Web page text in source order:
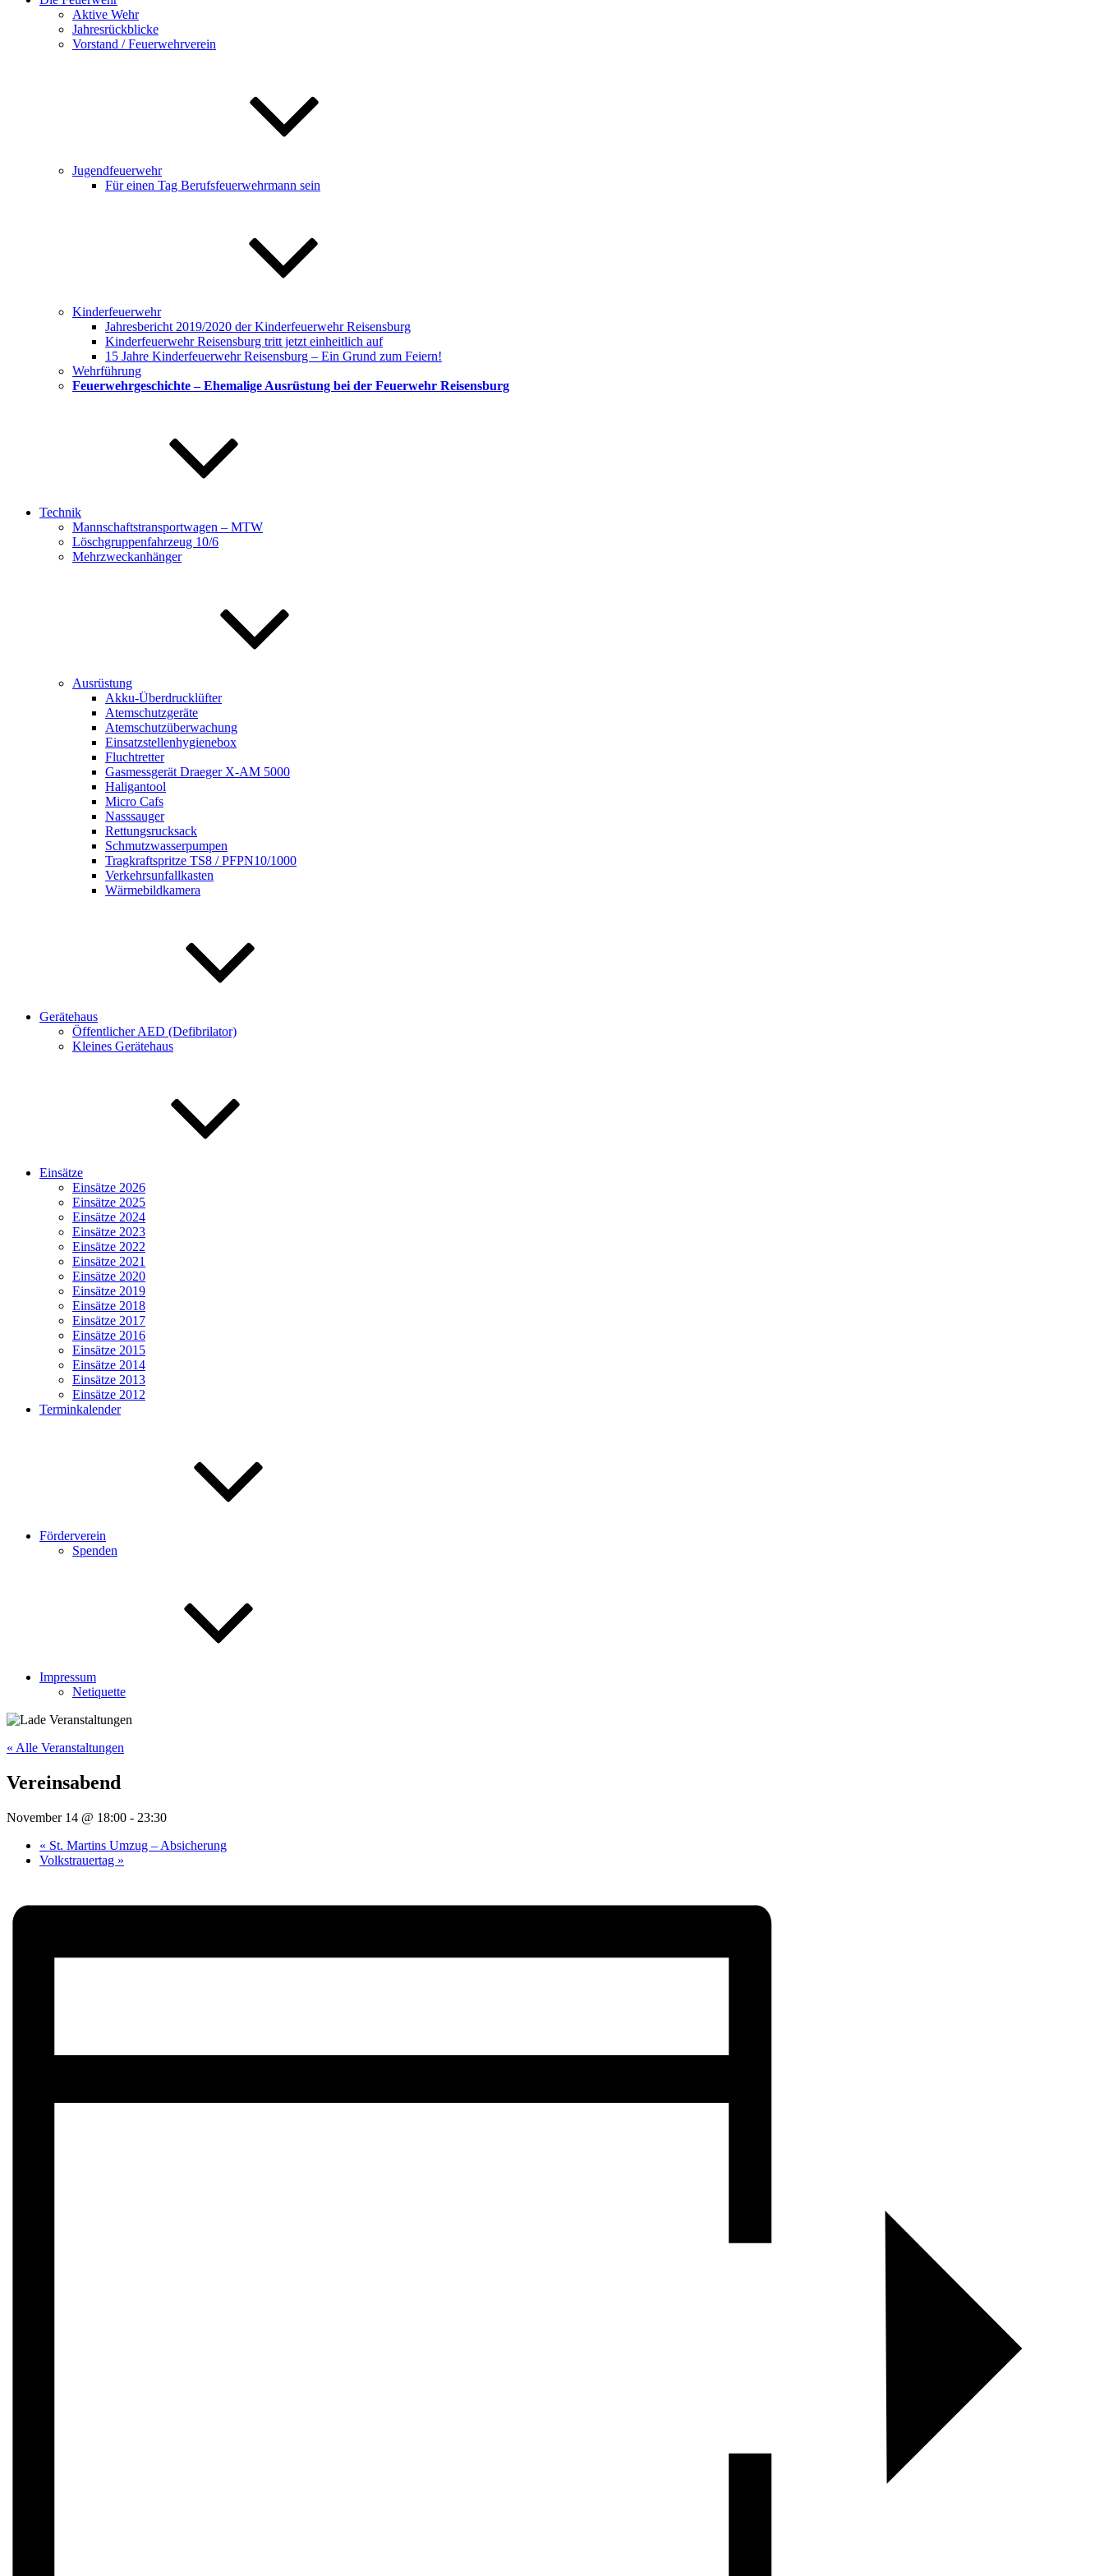
Aktive Wehr
Jahresrückblicke
Vorstand / Feuerwehrverein
Jugendfeuerwehr
Für einen Tag Berufsfeuerwehrmann sein
Kinderfeuerwehr
Jahresbericht 2019/2020 der Kinderfeuerwehr Reisensburg
Kinderfeuerwehr Reisensburg tritt jetzt einheitlich auf
15 Jahre Kinderfeuerwehr Reisensburg – Ein Grund zum Feiern!
Wehrführung
Feuerwehrgeschichte – Ehemalige Ausrüstung bei der Feuerwehr Reisensburg
Technik
Mannschaftstransportwagen – MTW
Löschgruppenfahrzeug 10/6
Mehrzweckanhänger
Ausrüstung
Akku-Überdrucklüfter
Atemschutzgeräte
Atemschutzüberwachung
Einsatzstellenhygienebox
Fluchtretter
Gasmessgerät Draeger X-AM 5000
Haligantool
Micro Cafs
Nasssauger
Rettungsrucksack
Schmutzwasserpumpen
Tragkraftspritze TS8 / PFPN10/1000
Verkehrsunfallkasten
Wärmebildkamera
Gerätehaus
Öffentlicher AED (Defibrilator)
Kleines Gerätehaus
Einsätze
Einsätze 2026
Einsätze 2025
Einsätze 2024
Einsätze 2023
Einsätze 2022
Einsätze 2021
Einsätze 2020
Einsätze 2019
Einsätze 2018
Einsätze 2017
Einsätze 2016
Einsätze 2015
Einsätze 2014
Einsätze 2013
Einsätze 2012
Terminkalender
Förderverein
Spenden
Impressum
Netiquette
« Alle Veranstaltungen
Vereinsabend
November 14 @ 18:00 - 23:30
« St. Martins Umzug – Absicherung
Volkstrauertag »